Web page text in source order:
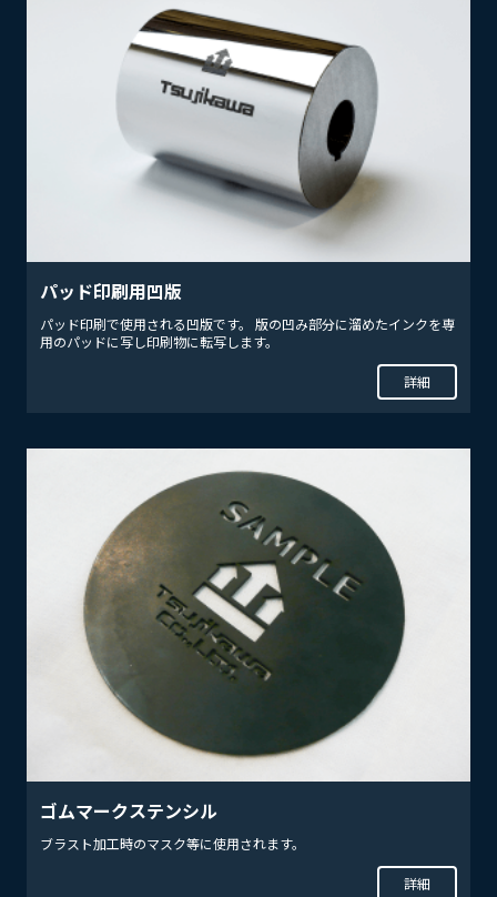
パッド印刷用凹版
パッド印刷で使用される凹版です。 版の凹み部分に溜めたインクを専
用のパッドに写し印刷物に転写します。
詳細
ゴムマークステンシル
ブラスト加工時のマスク等に使用されます。
詳細